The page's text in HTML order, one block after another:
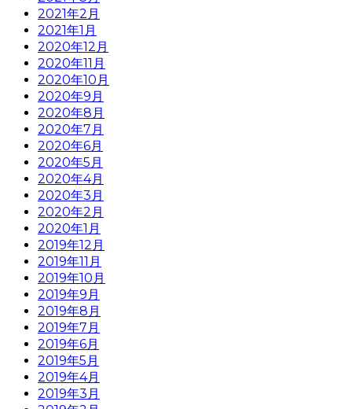
2021年2月
2021年1月
2020年12月
2020年11月
2020年10月
2020年9月
2020年8月
2020年7月
2020年6月
2020年5月
2020年4月
2020年3月
2020年2月
2020年1月
2019年12月
2019年11月
2019年10月
2019年9月
2019年8月
2019年7月
2019年6月
2019年5月
2019年4月
2019年3月